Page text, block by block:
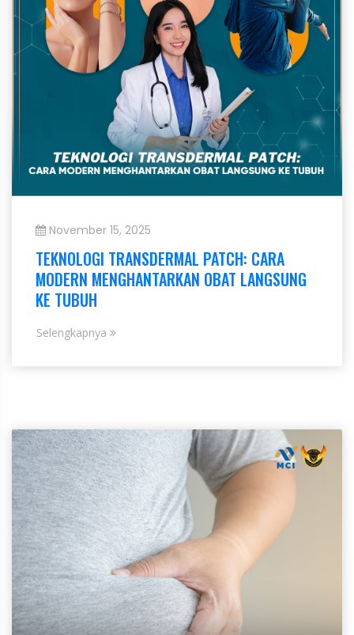
November 15, 2025
TEKNOLOGI TRANSDERMAL PATCH: CARA
MODERN MENGHANTARKAN OBAT LANGSUNG
KE TUBUH
Selengkapnya